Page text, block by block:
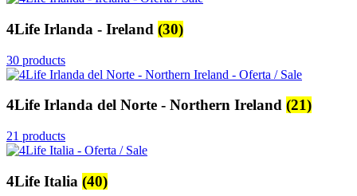
4Life Irlanda - Ireland (30)
30 products
4Life Irlanda del Norte - Northern Ireland (21)
21 products
4Life Italia (40)